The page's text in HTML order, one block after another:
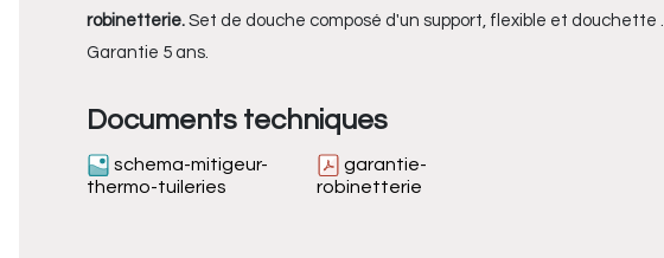
robinetterie. Set de douche composé d'un support, flexible et douchette .
Garantie 5 ans.
Documents techniques
schema-mitigeur-
thermo-tuileries
garantie-
robinetterie